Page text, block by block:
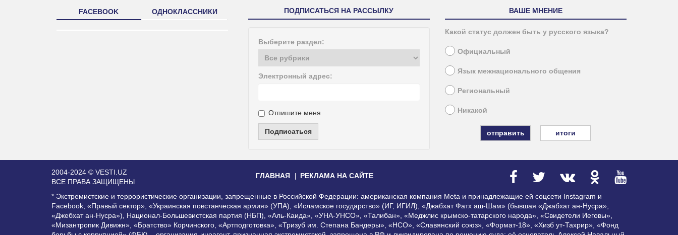
FACEBOOK ОДНОКЛАССНИКИ ПОДПИСАТЬСЯ НА РАССЫЛКУ
Выберите раздел:
Электронный адрес:
Отпишите меня
Подписаться
ВАШЕ МНЕНИЕ
Какой статус должен быть у русского языка?
Официальный
Язык межнационального общения
Региональный
Никакой
итоги
2004-2024 © VESTI.UZ
ВСЕ ПРАВА ЗАЩИЩЕНЫ
ГЛАВНАЯ РЕКЛАМА НА САЙТЕ
* Экстремистские и террористические организации, запрещенные в Российской Федерации: американская компания Meta и принадлежащие ей соцсети Instagram и
Facebook, «Правый сектор», «Украинская повстанческая армия» (УПА), «Исламское государство» (ИГ, ИГИЛ), «Джабхат Фатх аш-Шам» (бывшая «Джабхат ан-Нусра»,
«Джебхат ан-Нусра»), Национал-Большевистская партия (НБП), «Аль-Каида», «УНА-УНСО», «Талибан», «Меджлис крымско-татарского народа», «Свидетели Иеговы»,
«Мизантропик Дивижн», «Братство» Корчинского, «Артподготовка», «Тризуб им. Степана Бандеры», «НСО», «Славянский союз», «Формат-18», «Хизб ут-Тахрир», «Фонд